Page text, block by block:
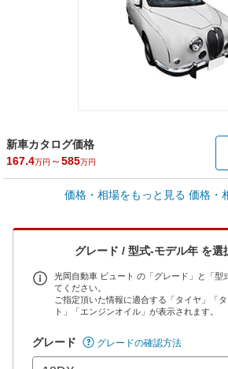
新車カタログ価格
167.4万円 ～585万円
車買取価格 *
全国平均の車検価格 *
*当該価格は車種別の価格となります。
価格・相場をもっと見る 価格・
グレード / 型式-モデル年 を選
光岡自動車 ビュート の「グレード」と「型
てください。
ご指定頂いた情報に適合する「タイヤ」「
ト」「エンジンオイル」が表示されます。
グレード グレードの確認方法